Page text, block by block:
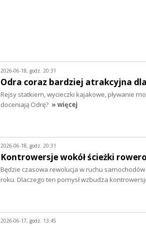
2026-06-18, godz. 20:31
Odra coraz bardziej atrakcyjna
Rejsy statkiem, wycieczki kajakowe, pływanie
doceniają Odrę? » więcej
2026-06-18, godz. 20:31
Kontrowersje wokół ścieżki
Będzie czasowa rewolucja w ruchu
roku. Dlaczego ten pomysł wzbudza
2026-06-17, godz. 13:45